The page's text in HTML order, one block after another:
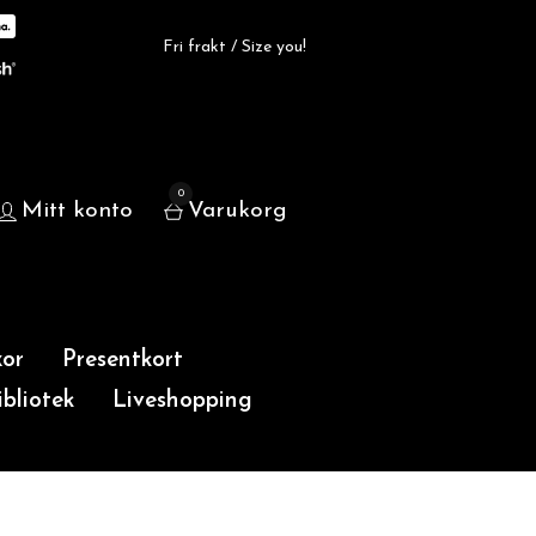
Fri frakt / Size you!
Mitt konto
0
Varukorg
Presentkort
Liveshopping